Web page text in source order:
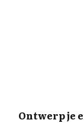
Ontwerp je